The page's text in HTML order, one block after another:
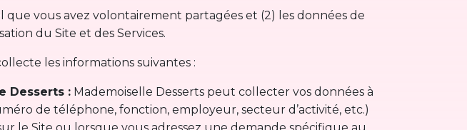
que vous avez volontairement partagées et (2) les données de
du Site et des Services.
les informations suivantes :
Desserts : Mademoiselle Desserts peut collecter vos données à
de téléphone, fonction, employeur, secteur d’activité, etc.)